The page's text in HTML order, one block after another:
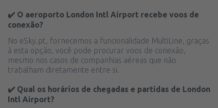
✔️ O aeroporto London Intl Airport recebe voos de
conexão?
No eSky.pt, fornecemos a funcionalidade MultiLine, graças
à esta opção, você pode procurar voos de conexão,
mesmo nos casos de companhias aéreas que não
trabalham diretamente entre si.
✔️ Qual os horários de chegadas e partidas de London
Intl Airport?